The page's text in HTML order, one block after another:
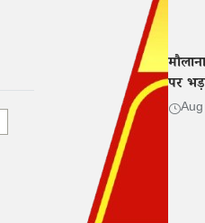
पर
नफरत